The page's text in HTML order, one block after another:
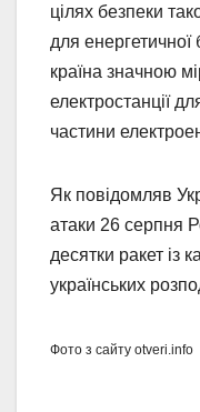
цілях безпеки
для енергетичної
країна значною
електростанції
частини
Як повідомляв
атаки 26 серпня
десятки ракет із
українських
Фото з сайту otveri.info